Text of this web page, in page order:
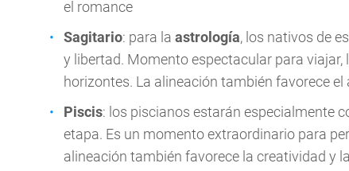
el romance
Sagitario: para la astrología, los nativos de
y libertad. Momento espectacular para
horizontes. La alineación también favorece
Piscis: los piscianos estarán especialmente
etapa. Es un momento extraordinario para
alineación también favorece la creatividad y